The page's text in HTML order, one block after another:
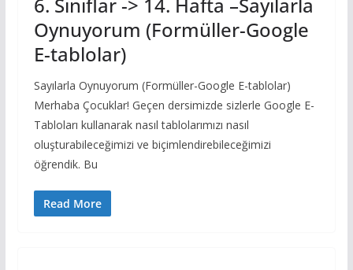
Oynuyorum (Formüller-Google
E-tablolar)
Sayılarla Oynuyorum (Formüller-Google E-tablolar)
Merhaba Çocuklar! Geçen dersimizde sizlerle Google E-
Tabloları kullanarak nasıl tablolarımızı nasıl
oluşturabileceğimizi ve biçimlendirebileceğimizi
öğrendik. Bu
Read More